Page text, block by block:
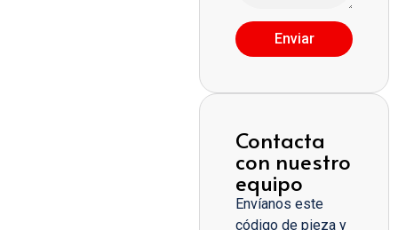
Enviar
Contacta
con nuestro
equipo
Envíanos este
código de pieza y